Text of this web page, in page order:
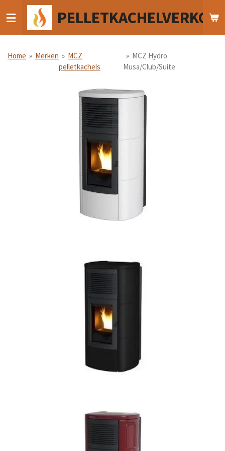
direct
hoofdinhoud
Home » Merken » MCZ
pelletkachels
» MCZ Hydro
Musa/Club/Suite